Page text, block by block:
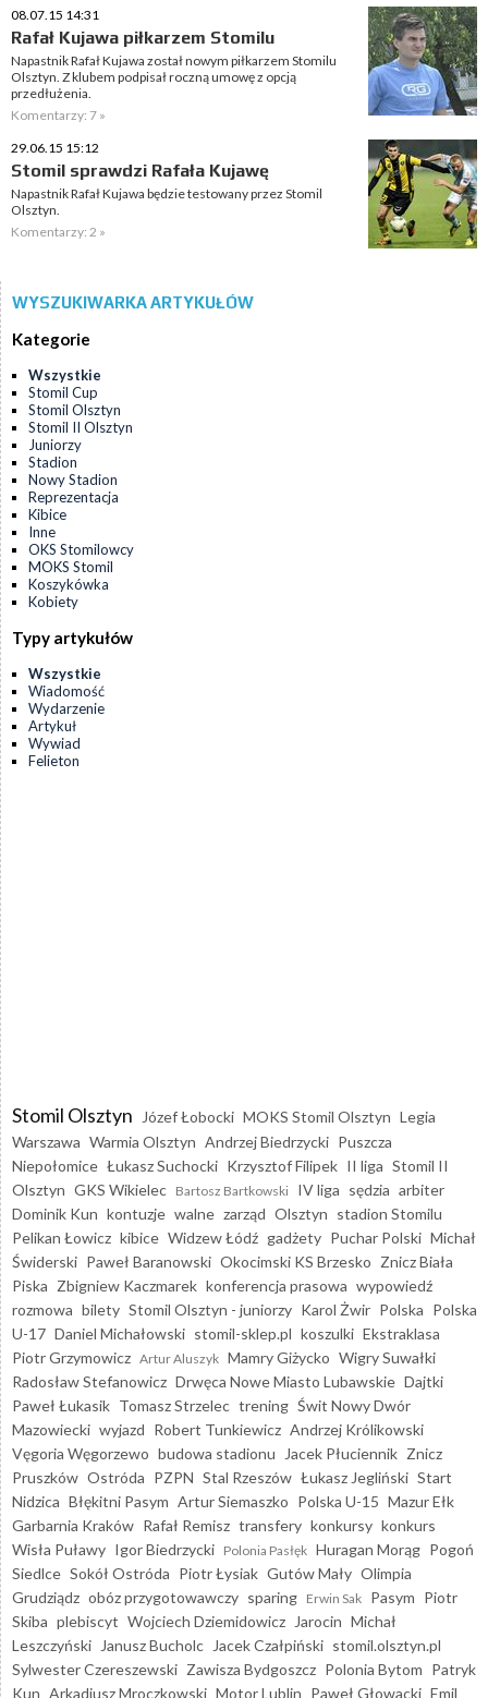
08.07.15 14:31
Rafał Kujawa piłkarzem Stomilu
Napastnik Rafał Kujawa został nowym piłkarzem Stomilu
Olsztyn. Z klubem podpisał roczną umowę z opcją
przedłużenia.
Komentarzy: 7 »
29.06.15 15:12
Stomil sprawdzi Rafała Kujawę
Napastnik Rafał Kujawa będzie testowany przez Stomil
Olsztyn.
Komentarzy: 2 »
WYSZUKIWARKA ARTYKUŁÓW
Kategorie
Wszystkie
Stomil Cup
Stomil Olsztyn
Stomil II Olsztyn
Juniorzy
Stadion
Nowy Stadion
Reprezentacja
Kibice
Inne
OKS Stomilowcy
MOKS Stomil
Koszykówka
Kobiety
Typy artykułów
Wszystkie
Wiadomość
Wydarzenie
Artykuł
Wywiad
Felieton
Stomil Olsztyn Józef Łobocki MOKS Stomil Olsztyn Legia
Warszawa Warmia Olsztyn Andrzej Biedrzycki Puszcza
Niepołomice Łukasz Suchocki Krzysztof Filipek II liga Stomil II
Olsztyn GKS Wikielec Bartosz Bartkowski IV liga sędzia arbiter
Dominik Kun kontuzje walne zarząd Olsztyn stadion Stomilu
Pelikan Łowicz kibice Widzew Łódź gadżety Puchar Polski Michał
Świderski Paweł Baranowski Okocimski KS Brzesko Znicz Biała
Piska Zbigniew Kaczmarek konferencja prasowa wypowiedź
rozmowa bilety Stomil Olsztyn - juniorzy Karol Żwir Polska Polska
U-17 Daniel Michałowski stomil-sklep.pl koszulki Ekstraklasa
Piotr Grzymowicz Artur Aluszyk Mamry Giżycko Wigry Suwałki
Radosław Stefanowicz Drwęca Nowe Miasto Lubawskie Dajtki
Paweł Łukasik Tomasz Strzelec trening Świt Nowy Dwór
Mazowiecki wyjazd Robert Tunkiewicz Andrzej Królikowski
Vęgoria Węgorzewo budowa stadionu Jacek Płuciennik Znicz
Pruszków Ostróda PZPN Stal Rzeszów Łukasz Jegliński Start
Nidzica Błękitni Pasym Artur Siemaszko Polska U-15 Mazur Ełk
Garbarnia Kraków Rafał Remisz transfery konkursy konkurs
Wisła Puławy Igor Biedrzycki Polonia Pasłęk Huragan Morąg Pogoń
Siedlce Sokół Ostróda Piotr Łysiak Gutów Mały Olimpia
Grudziądz obóz przygotowawczy sparing Erwin Sak Pasym Piotr
Skiba plebiscyt Wojciech Dziemidowicz Jarocin Michał
Leszczyński
Janusz Bucholc Jacek Czałpiński stomil.olsztyn.pl
Sylwester Czereszewski Zawisza Bydgoszcz Polonia Bytom Patryk
Kun Arkadiusz Mroczkowski Motor Lublin Paweł Głowacki Emil